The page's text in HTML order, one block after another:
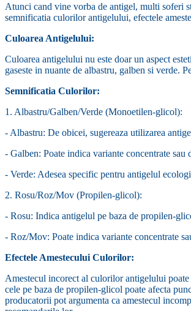
Atunci cand vine vorba de antigel, multi soferi
semnificatia culorilor antigelului, efectele
Culoarea Antigelului:
Culoarea antigelului nu este doar un aspect
gaseste in nuante de albastru, galben si verde.
Semnificatia Culorilor:
1. Albastru/Galben/Verde (Monoetilen-glicol):
- Albastru: De obicei, sugereaza utilizarea
- Galben: Poate indica variante concentrate sau
- Verde: Adesea specific pentru antigelul
2. Rosu/Roz/Mov (Propilen-glicol):
- Rosu: Indica antigelul pe baza de propilen-
- Roz/Mov: Poate indica variante concentrate
Efectele Amestecului Culorilor:
Amestecul incorect al culorilor antigelului
cele pe baza de propilen-glicol poate afecta
producatorii pot argumenta ca amestecul